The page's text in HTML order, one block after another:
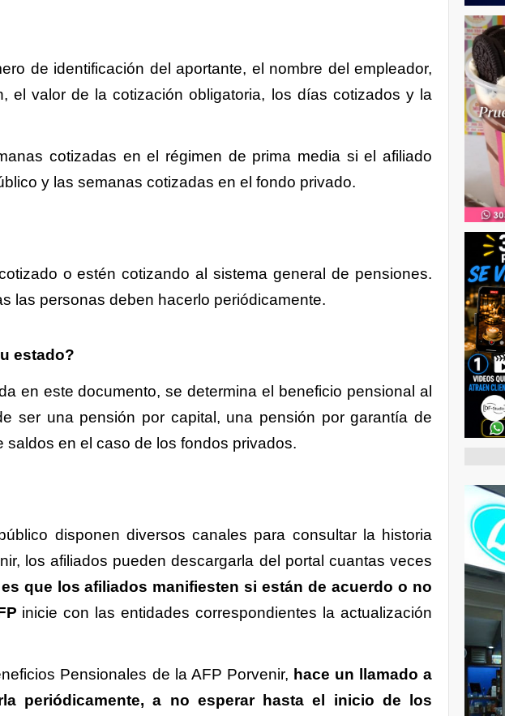
de identificación del aportante, el nombre del empleador,
el valor de la cotización obligatoria, los días cotizados y la
cotizadas en el régimen de prima media si el afiliado
y las semanas cotizadas en el fondo privado.
o estén cotizando al sistema general de pensiones.
las personas deben hacerlo periódicamente.
estado?
en este documento, se determina el beneficio pensional al
ser una pensión por capital, una pensión por garantía de
en el caso de los fondos privados.
disponen diversos canales para consultar la historia
los afiliados pueden descargarla del portal cuantas veces
que los afiliados manifiesten si están de acuerdo o no
inicie con las entidades correspondientes la actualización
Pensionales de la AFP Porvenir, hace un llamado a
periódicamente, a no esperar hasta el inicio de los